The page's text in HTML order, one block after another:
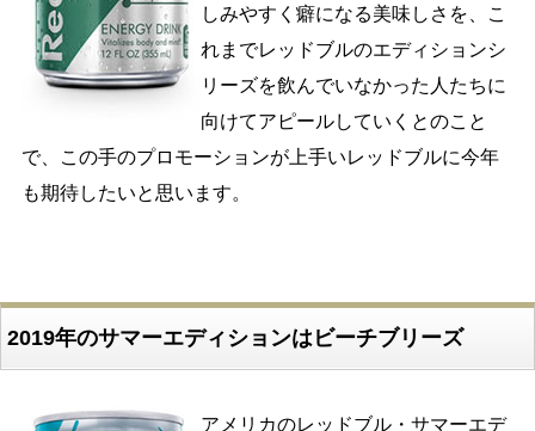
しみやすく癖になる美味しさを、こ
れまでレッドブルのエディションシ
リーズを飲んでいなかった人たちに
向けてアピールしていくとのこと
で、この手のプロモーションが上手いレッドブルに今年
も期待したいと思います。
2019年のサマーエディションはビーチブリーズ
アメリカのレッドブル・サマーエデ